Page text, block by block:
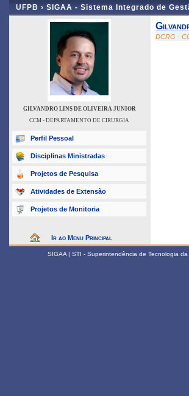
UFPB › SIGAA - Sistema Integrado de
GILVANDRO LINS DE OLIVEIRA JUNIOR
CCM - DEPARTAMENTO DE CIRURGIA
Perfil Pessoal
Disciplinas Ministradas
Projetos de Pesquisa
Atividades de Extensão
Projetos de Monitoria
Ir ao Menu Principal
DCRG -
SIGAA | STI - Superintendência de Tecnologia